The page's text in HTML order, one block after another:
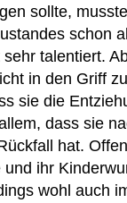
sollte,
schon
talentiert.
in den Griff
sie die
dass sie
hat.
und ihr
wohl auch